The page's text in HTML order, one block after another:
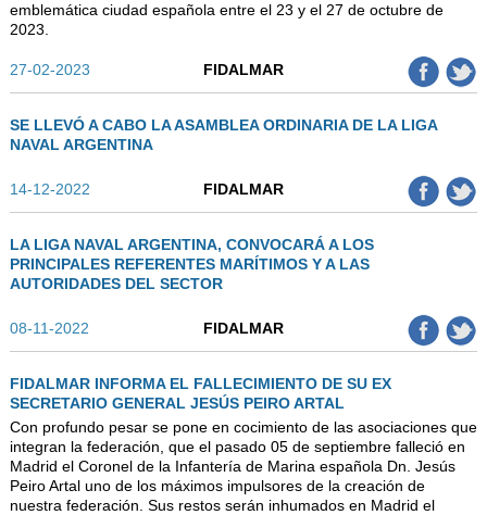
emblemática ciudad española entre el 23 y el 27 de octubre de
2023.
27-02-2023 FIDALMAR
SE LLEVÓ A CABO LA ASAMBLEA ORDINARIA DE LA LIGA
NAVAL ARGENTINA
14-12-2022 FIDALMAR
LA LIGA NAVAL ARGENTINA, CONVOCARÁ A LOS
PRINCIPALES REFERENTES MARÍTIMOS Y A LAS
AUTORIDADES DEL SECTOR
08-11-2022 FIDALMAR
FIDALMAR INFORMA EL FALLECIMIENTO DE SU EX
SECRETARIO GENERAL JESÚS PEIRO ARTAL
Con profundo pesar se pone en cocimiento de las asociaciones que
integran la federación, que el pasado 05 de septiembre falleció en
Madrid el Coronel de la Infantería de Marina española Dn. Jesús
Peiro Artal uno de los máximos impulsores de la creación de
nuestra federación. Sus restos serán inhumados en Madrid el